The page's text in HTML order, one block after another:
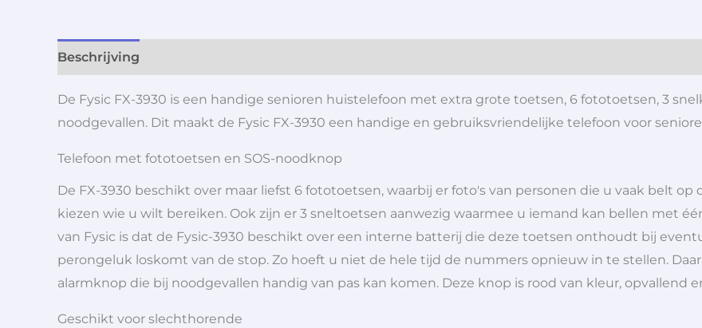
Beschrijving
De Fysic FX-3930 is een handige senioren huistelefoon met extra grote toetsen, 6 fototoetsen, 3
noodgevallen. Dit maakt de Fysic FX-3930 een handige en gebruiksvriendelijke telefoon voor
Telefoon met fototoetsen en SOS-noodknop
De FX-3930 beschikt over maar liefst 6 fototoetsen, waarbij er foto's van personen die u vaak belt
kiezen wie u wilt bereiken. Ook zijn er 3 sneltoetsen aanwezig waarmee u iemand kan bellen met
van Fysic is dat de Fysic-3930 beschikt over een interne batterij die deze toetsen onthoudt bij
perongeluk loskomt van de stop. Zo hoeft u niet de hele tijd de nummers opnieuw in te stellen.
alarmknop die bij noodgevallen handig van pas kan komen. Deze knop is rood van kleur, opvallend
Geschikt voor slechthorende